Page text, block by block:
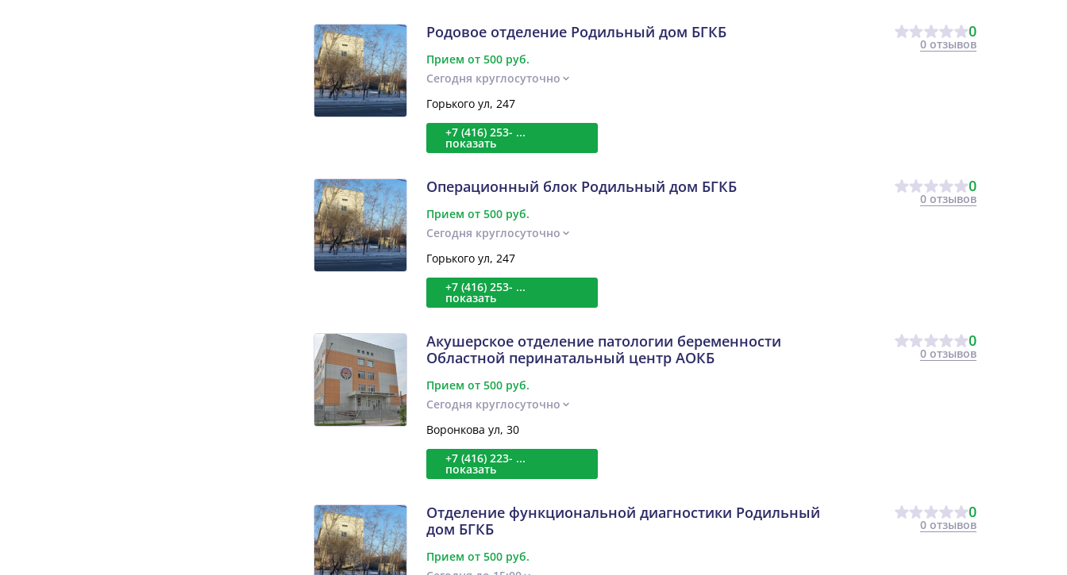
Родовое отделение Родильный дом БГКБ 0
0 отзывов
Прием от 500 руб.
Сегодня круглосуточно
Горького ул, 247
+7 (416) 253- ...
показать
Операционный блок Родильный дом БГКБ 0
0 отзывов
Прием от 500 руб.
Сегодня круглосуточно
Горького ул, 247
+7 (416) 253- ...
показать
Акушерское отделение патологии беременности
Областной перинатальный центр АОКБ
0
0 отзывов
Прием от 500 руб.
Сегодня круглосуточно
Воронкова ул, 30
+7 (416) 223- ...
показать
Отделение функциональной диагностики Родильный
дом БГКБ
0
0 отзывов
Прием от 500 руб.